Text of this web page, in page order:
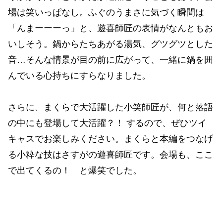
場は笑いっぱなし。ふぐのうまさに気づく瞬間は
「んまーーーっ」と、遊喜師匠の表情がなんともお
いしそう。鍋からたちあがる湯気、グツグツとした
音…そんな情景が目の前に広がって、一緒に鍋を囲
んでいる心持ちにすらなりました。
さらに、まくらで大活躍した小笑師匠が、何と落語
の中にも登場して大活躍？！ するので、ぜひツイ
キャスでお楽しみください。まくらと本編をつなげ
る小粋な技はさすがの遊喜師匠です。会場も、ここ
で出てくるの！ と爆笑でした。